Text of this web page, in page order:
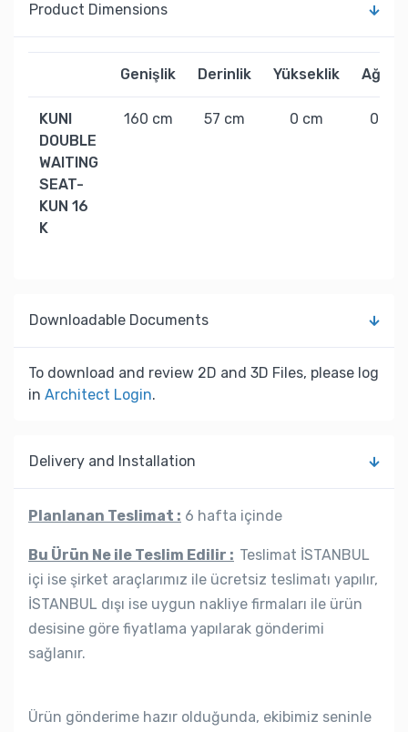
Product Dimensions
Genişlik Derinlik Yükseklik Ağırlık
KUNI
DOUBLE
WAITING
SEAT-
KUN 16
K
160 cm 57 cm 0 cm 0 kg
Downloadable Documents
To download and review 2D and 3D Files, please log
in Architect Login.
Delivery and Installation
Planlanan Teslimat : 6 hafta içinde
Bu Ürün Ne ile Teslim Edilir : Teslimat İSTANBUL
içi ise şirket araçlarımız ile ücretsiz teslimatı yapılır,
İSTANBUL dışı ise uygun nakliye firmaları ile ürün
desisine göre fiyatlama yapılarak gönderimi
sağlanır.
Ürün gönderime hazır olduğunda, ekibimiz seninle